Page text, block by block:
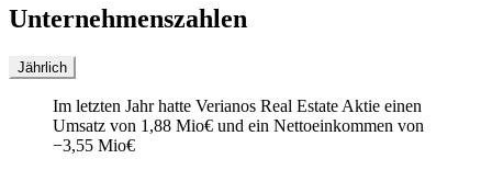
Unternehmenszahlen
Jährlich
Im letzten Jahrhatte Verianos Real Estate Aktie einen
Umsatz von 1,88 Mio€ und ein Nettoeinkommen von
−3,55 Mio€